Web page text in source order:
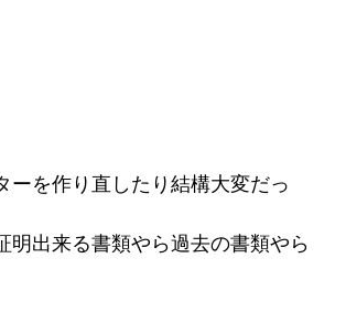
ーを作り直したり結構大変だっ
明出来る書類やら過去の書類やら